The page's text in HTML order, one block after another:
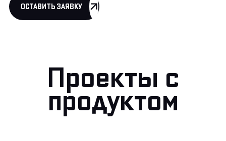
ОСТАВИТЬ ЗАЯВКУ
Проекты с
продуктом